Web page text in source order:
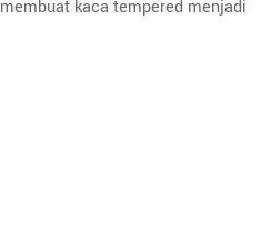
kaca tempered menjadi